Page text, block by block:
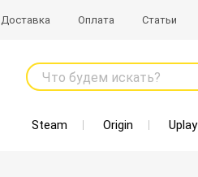
Доставка Оплата Статьи
Что будем искать?
Steam Origin Uplay